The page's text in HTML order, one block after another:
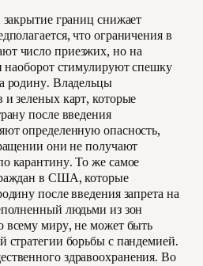
границ снижает
что ограничения в
число приезжих, но на
наоборот стимулируют спешку
родину. Владельцы
зеленых карт, которые
после введения
определенную опасность,
они не получают
карантину. То же самое
в США, которые
после введения запрета на
людьми из зон
всему миру, не может быть
стратегии борьбы с пандемией.
здравоохранения. Во